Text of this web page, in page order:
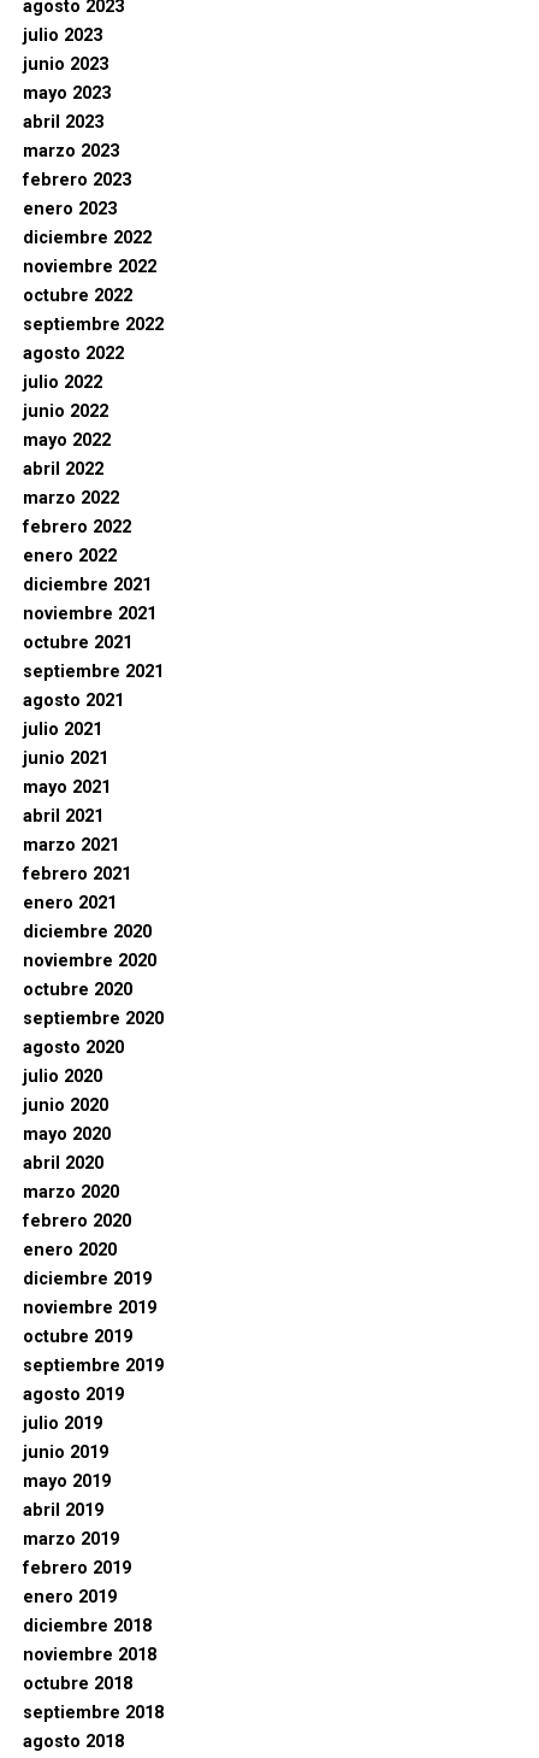
agosto 2023
julio 2023
junio 2023
mayo 2023
abril 2023
marzo 2023
febrero 2023
enero 2023
diciembre 2022
noviembre 2022
octubre 2022
septiembre 2022
agosto 2022
julio 2022
junio 2022
mayo 2022
abril 2022
marzo 2022
febrero 2022
enero 2022
diciembre 2021
noviembre 2021
octubre 2021
septiembre 2021
agosto 2021
julio 2021
junio 2021
mayo 2021
abril 2021
marzo 2021
febrero 2021
enero 2021
diciembre 2020
noviembre 2020
octubre 2020
septiembre 2020
agosto 2020
julio 2020
junio 2020
mayo 2020
abril 2020
marzo 2020
febrero 2020
enero 2020
diciembre 2019
noviembre 2019
octubre 2019
septiembre 2019
agosto 2019
julio 2019
junio 2019
mayo 2019
abril 2019
marzo 2019
febrero 2019
enero 2019
diciembre 2018
noviembre 2018
octubre 2018
septiembre 2018
agosto 2018